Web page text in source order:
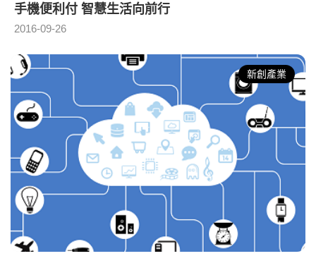
手機便利付 智慧生活向前行
2016-09-26
新創產業